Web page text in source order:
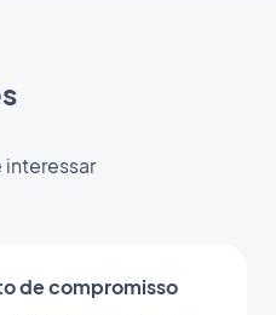
de compromisso